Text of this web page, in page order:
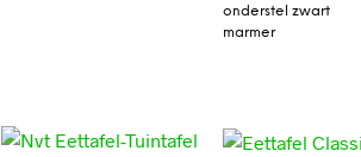
onderstel zwart
marmer